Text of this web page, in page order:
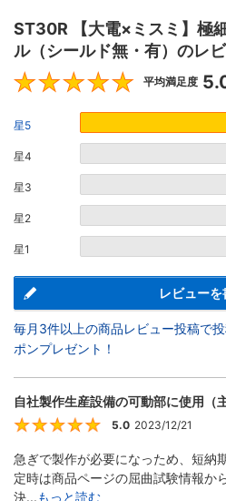
ST30R 【大電×ミスミ】極
ル（シールド無・有）のレ
平均満足度
星5
星4
星3
星2
星1
レビューを
毎月3件以上の商品レビュー投稿で
ポンプレゼント！
自社製作生産設備の可動部に使用（
5.0 2023/12/21
急ぎで製作が必要になっため、短納
定時は商品ページの屈曲試験情報か
決...もっと読む